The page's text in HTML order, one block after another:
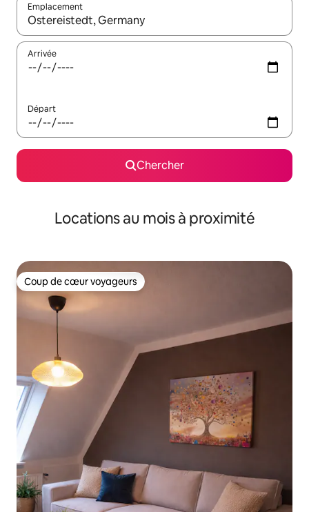
Emplacement
Quand les résultats sont affichés, parcourez-les en utilisant
Arrivée
Départ
Chercher
Locations au mois à proximité
Coup de cœur voyageurs
Coup de cœur voyageurs